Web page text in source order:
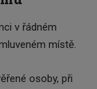
v řádném
místě.
osoby, při